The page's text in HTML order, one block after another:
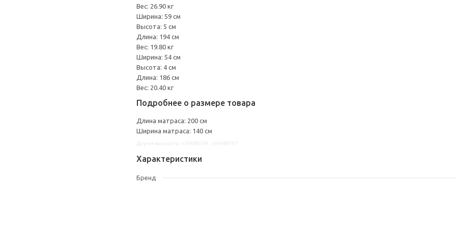
Вес: 26.90 кг
Ширина: 59 см
Высота: 5 см
Длина: 194 см
Вес: 19.80 кг
Ширина: 54 см
Высота: 4 см
Длина: 186 см
Вес: 20.40 кг
Подробнее о размере товара
Длина матраса: 200 см
Ширина матраса: 140 см
Характеристики
Бренд